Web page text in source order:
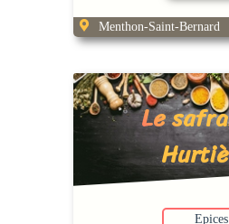
Menthon-Saint-Bernard
Le
Epices